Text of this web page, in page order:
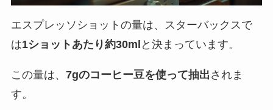
エスプレッソショットの量は、スターバックスで
は1ショットあたり約30ml と決まっています。
この量は、 7gのコーヒー豆を使って抽出 されま
す。